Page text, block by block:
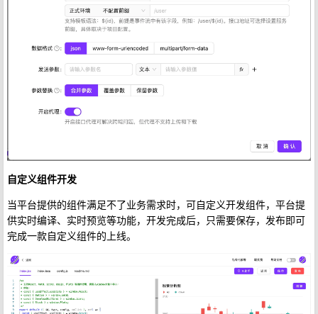
自定义组件开发
当平台提供的组件满足不了业务需求时，可自定义开发组件，平台提
供实时编译、实时预览等功能，开发完成后，只需要保存，发布即可
完成一款自定义组件的上线。